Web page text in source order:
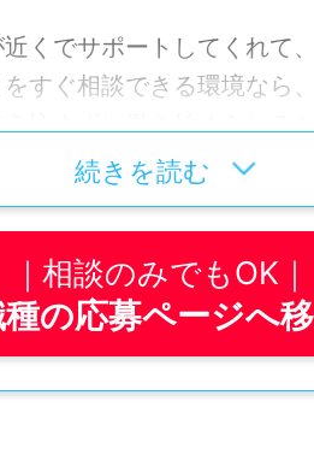
くでサポートしてくれて
すぐ相談できる環境なら
込まずに働き始められる
ススメ！
堂」なら、
がそばでフォローしなが
少しずつ覚えていけます
続きを読む
相談のみでもOK
の応募ページへ